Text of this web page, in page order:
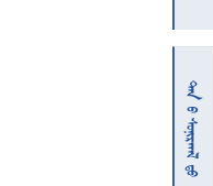
 